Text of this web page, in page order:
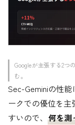
Googleが主張する2つ
む。
Sec-Geminiの性
ークでの優位を
すいので、 何を測